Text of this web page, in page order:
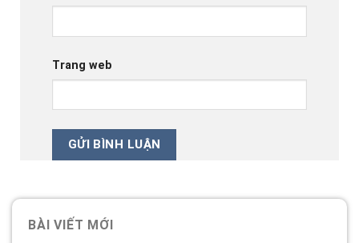
Trang web
BÀI VIẾT MỚI